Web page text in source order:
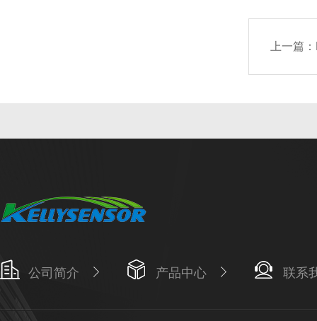
上一篇：
公司简介 产品中心 联系